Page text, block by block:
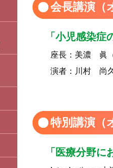
会長講演（
「小児感染
座長： 美濃 眞
演者： 川村 尚
特別講演（
「医療分野